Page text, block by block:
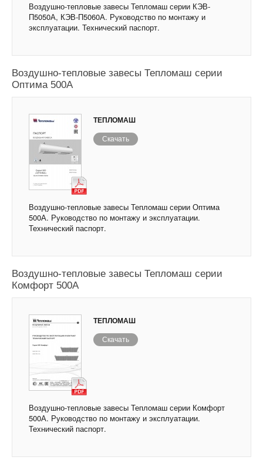
Воздушно-тепловые завесы Тепломаш серии КЭВ-
П5050А, КЭВ-П5060А. Руководство по монтажу и
эксплуатации. Технический паспорт.
Воздушно-тепловые завесы Тепломаш серии
Оптима 500А
ТЕПЛОМАШ
Скачать
Воздушно-тепловые завесы Тепломаш серии Оптима
500А. Руководство по монтажу и эксплуатации.
Технический паспорт.
Воздушно-тепловые завесы Тепломаш серии
Комфорт 500А
ТЕПЛОМАШ
Скачать
Воздушно-тепловые завесы Тепломаш серии Комфорт
500А. Руководство по монтажу и эксплуатации.
Технический паспорт.